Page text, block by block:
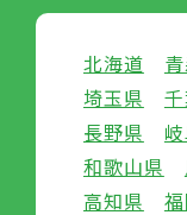
北海道
埼玉県
長野県
和歌山県
高知県